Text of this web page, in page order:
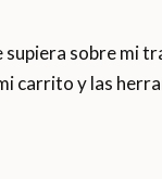
sobre mi
carrito y las